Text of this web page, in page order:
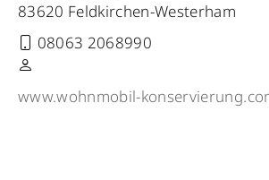
83620 Feldkirchen-Westerham
08063 2068990
www.wohnmobil-